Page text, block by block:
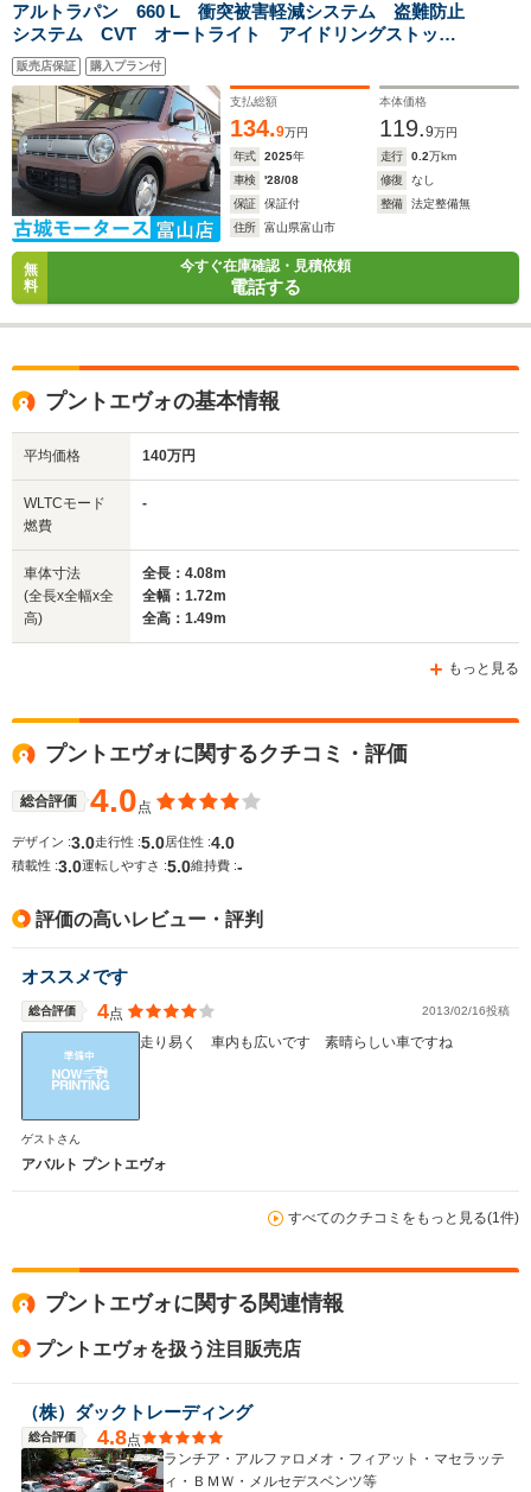
アルトラパン 660 L 衝突被害軽減システム 盗難防止
システム CVT オートライト アイドリングストッ
プ バックカメラ シートヒーター オートエアコン
LEDヘッドライト スマートキー
販売店保証 購入プラン付
支払総額
134.9万円
本体価格
119.9万円
年式
2025年 走行 0.2万km
車検
'28/08 修復
なし
保証
保証付 整備
法定整備無
住所
富山県富山市
無
料
今すぐ在庫確認・見積依頼
電話する
プントエヴォの基本情報
平均価格 140万円
WLTCモード
燃費
-
車体寸法
(全長x全幅x全
高)
全長：4.08m
全幅：1.72m
全高：1.49m
もっと見る
プントエヴォに関するクチコミ・評価
総合評価 4.0点
デザイン :3.0走行性 :5.0 居住性 :4.0
積載性 :3.0運転しやすさ :5.0維持費 :-
評価の高いレビュー・評判
オススメです
総合評価 4点 2013/02/16投稿
走り易く 車内も広いです 素晴らしい車ですね
ゲストさん
アバルト プントエヴォ
すべてのクチコミをもっと見る(1件)
プントエヴォに関する関連情報
プントエヴォを扱う注目販売店
（株）ダックトレーディング
総合評価 4.8点
ランチア・アルファロメオ・フィアット・マセラッテ
ィ・ＢＭＷ・メルセデスベンツ等